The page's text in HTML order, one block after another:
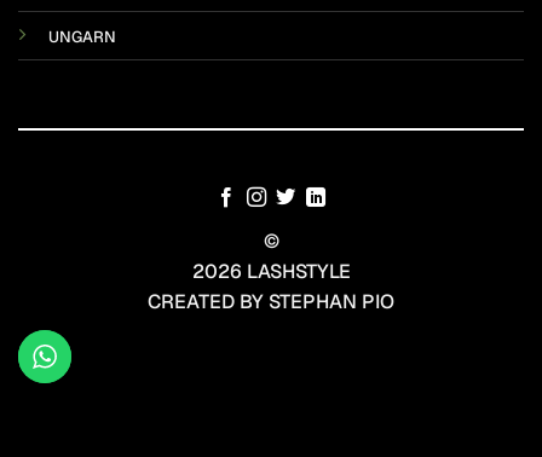
UNGARN
©
2026 LASHSTYLE
CREATED BY STEPHAN PIO